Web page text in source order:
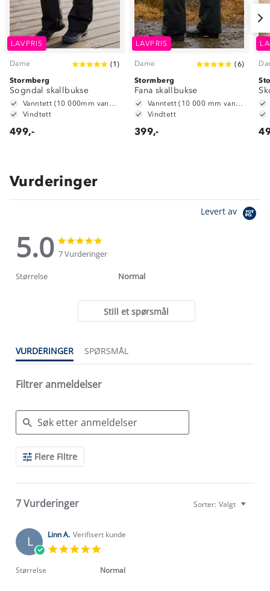
LAVPRIS
Dame (1 )
Stormberg
Sogndal skallbukse
Vindtett
499,-
LAVPRIS
Dame (6)
Stormberg
Fana skallbukse
Vindtett
399,-
Vurderinger
Levert av
5.0
5.0
star
rating
star
7 Vurderinger
Størrelse Normal
Still et spørsmål
VURDERINGER SPØRSMÅL
Filtrer anmeldelser
Search
ReviewsFlere Filtre
7 Vurderinger Sorter: Valgt
L Linn A. Verifisert kunde
rating
Størrelse Normal